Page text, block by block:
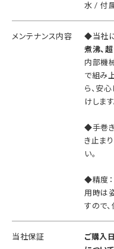
水 / 付
メンテナンス内容 ◆当社
煮沸、
内部機
で組み
ら、安
けします
◆手巻き
き止ま
い。
◆精度：
用時は
すので
当社保証
ご購入